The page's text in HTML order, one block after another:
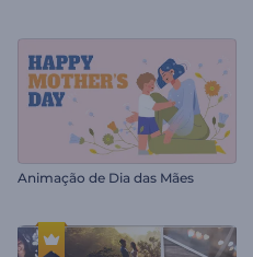
Animação de Dia das Mães